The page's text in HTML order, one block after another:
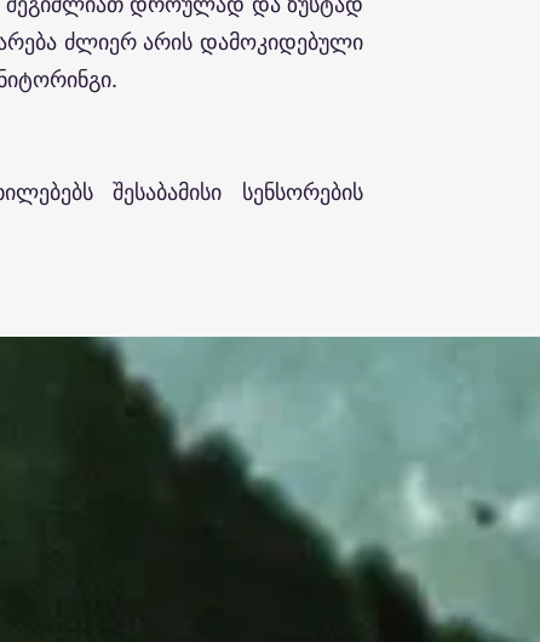
ძლიერ არის დამოკიდებული
შესაბამისი სენსორების